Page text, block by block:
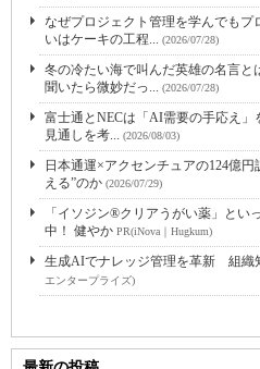
なぜプロジェクト管理を学んでも
いはケーキの工程... (2026/07/28)
冬の冷たい海で叫んだ英雄の名言と
聞いたら微妙だっ... (2026/07/28)
富士通とNECは「AI需要の手応え
見通しを考... (2026/08/03)
日本通運×アクセンチュアの124億
える”のか (2026/07/29)
「イソジン®クリアうがい薬」とい
中！ 健やか PR(iNova｜Hugkum)
生成AIでナレッジ管理を革新 組織
エンタープライズ)